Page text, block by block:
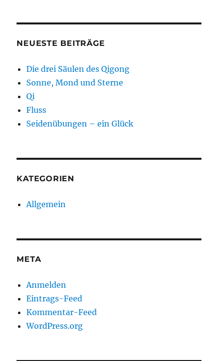
NEUESTE BEITRÄGE
Die drei Säulen des Qigong
Sonne, Mond und Sterne
Qi
Fluss
Seidenübungen – ein Glück
KATEGORIEN
Allgemein
META
Anmelden
Eintrags-Feed
Kommentar-Feed
WordPress.org